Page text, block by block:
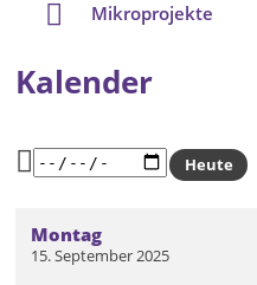
Kalender
Montag
15. September 2025
Heute
Mikroprojekte